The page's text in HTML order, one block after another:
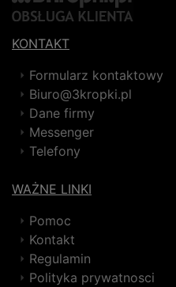
KONTAKT
Formularz kontaktowy
Biuro@3kropki.pl
Dane firmy
Messenger
Telefony
WAŻNE LINKI
Pomoc
Kontakt
Regulamin
Polityka prywatnosci